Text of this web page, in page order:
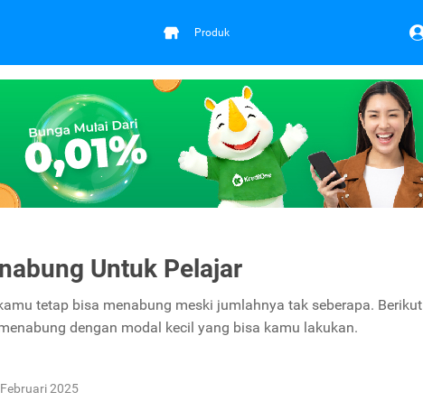
Produk
Untuk Pelajar
tetap bisa menabung meski jumlahnya tak seberapa. Berikut
dengan modal kecil yang bisa kamu lakukan.
2025